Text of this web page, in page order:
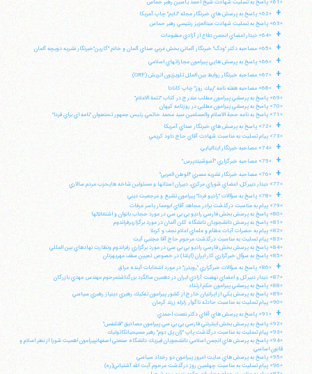
«61» پاسخ به تسليت شهادت شيخ احمد ياسين رهبر حماس
+
«62» پاسخ به پرسش هاي خبرنگار مجله "تايم" چاپ آمريكا
«63» پاسخ به تسليت شهادت عبدالعزيز رنتيسي رهبر حماس
+ «64» ديدار اعضاي انجمن دفاع از آزادي مطبوعات
+ «65» مصاحبه دكتر "ودگ" خبرنگار آلماني بخش غربي صداي آلمان و خانم "گارين"خبرنگار نشريه دويچه آلمان
+ «66» پاسخ به پرسش هايي پيرامون مجازاتهاي اسلامي
+ «67» مصاحبه خبرنگار روابط بين الملل تلويزيون اتريش (ORF)
+
«68» مصاحبه هفته نامه "پيك روز" چاپ كانادا
«69» پاسخ به پرسشي پيرامون مطلب مندرج در كتاب "تتمة الاعلام"
«70» پاسخ به پرسشي پيرامون مطلبي در روزنامه كيهان
«71» پاسخ به نامه حجة الاسلام والمسلمين سيد محمد خاتمي رئيس جمهور تحتعنوان "نامه اي براي فردا"
+
«72» پاسخ به پرسش هاي خبرنگار صداي آمريكا
«73» پيام تسليت به مناسبت شهادت آقاي حاج داود كريمي
+ «74» مصاحبه خبرنگار ايتاليايي
+ «75» مصاحبه خبرگزاري "آسوشيتدپرس"
+
«76» مصاحبه خبرنگار نشريه مصري "الوطن العربي"
«77» ديدار دبيركل، اعضاي شوراي مركزي، دبيران استانها و مسئولين شاخه هايحزب مردم سالاري
+
«78» پاسخ به سؤالات "راديو فردا" پيرامون تشيع و مرجعيت ديني
«79» پيام به مناسبت درگذشت برادر مجاهد آقاي ابوعمار ياسر عرفات
«80» پاسخ به پرسش بخش فارسي راديو بي بي سي در مورد حجاب بانوان و اشتغالآنها
«81» پاسخ به پرسش دانشجويان دانشگاه كلن آلمان در مورد برگزاريرفراندوم
«82» پيام به حضرات آيات عظام و علماي اعلام نجف و كربلا
«83» پيام تسليت به مناسبت درگذشت مرحوم حاج آقا مجتبي آيت
«84» پاسخ به پرسش بخش فارسي راديو بي بي سي در مورد برگزاري رفراندوم ونظارت نهادهاي بين المللي
«85» پاسخ به سؤال خبرگزاري كار ايران (ايلنا) در خصوص تعيين سقف مهريهزنان
+
«86» پاسخ به سؤالات خبرگزاري "رويترز" در مورد انتخابات آينده عراق
«87» ديدار دبيركل و اعضاي نهضت آزادي ايران در دهمين سالگرد بزرگداشتمرحوم مهندس مهدي بازرگان
«88» پاسخ به پرسشي پيرامون حكم ارتداد
«89» پاسخ به پرسش يكي از ايرانيان خارج از كشور پيرامون تفكيك رهبري دينياز رهبري سياسي
«90» پيام تسليت به مناسبت حادثه ناگوار زلزله زرند كرمان
+
«91» پاسخ به پرسش هاي آقاي دكتر نعمت احمدي
«92» پاسخ به پرسش بخش اينترنتي فارسي بي بي سي پيرامون مصاديق "قتلنفس"
«93» پيام تسليت به مناسبت درگذشت پاپ "ژان پل دوم" رهبر مسيحيانكاتوليك
«94» پاسخ به پرسش هاي انجمن اسلامي دانشجويان فيزيك دانشگاه صنعتي اصفهانپيرامون اهميت شورا از نظر اسلام و
قانون اساسي
«95» پاسخ به پرسش هاي سايت امروز پيرامون دو رخداد سياسي
«96» پيام تسليت به مناسبت چهلمين روز درگذشت مرحوم آيت الله آشتياني(ره)